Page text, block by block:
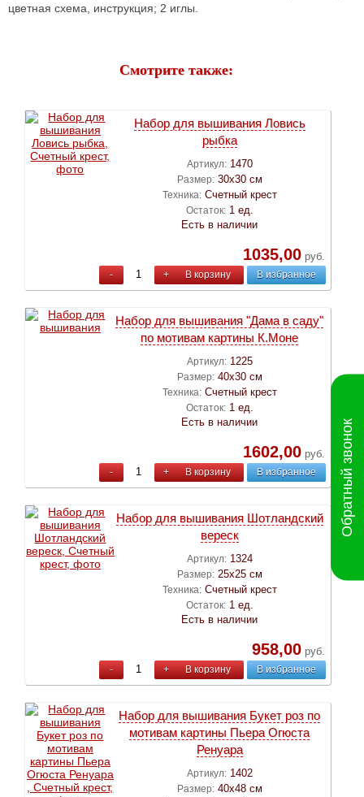
цветная схема, инструкция; 2 иглы.
Смотрите также:
Набор для вышивания Ловись
рыбка
Артикул: 1470
Размер: 30х30 см
Техника: Счетный крест
Остаток: 1 ед.
Есть в наличии
1035,00руб.
- + В корзину В избранное
Набор для вышивания "Дама в саду"
по мотивам картины К.Моне
Артикул: 1225
Размер: 40х30 см
Техника: Счетный крест
Остаток: 1 ед.
Есть в наличии
1602,00руб.
- + В корзину В избранное
Набор для вышивания Шотландский
вереск
Артикул: 1324
Размер: 25х25 см
Техника: Счетный крест
Остаток: 1 ед.
Есть в наличии
958,00руб.
- + В корзину В избранное
Набор для вышивания Букет роз по
мотивам картины Пьера Огюста
Ренуара
Артикул: 1402
Размер: 40х48 см
Обратный звонок